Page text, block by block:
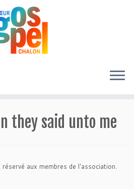
they said unto me
aux membres de l'association.